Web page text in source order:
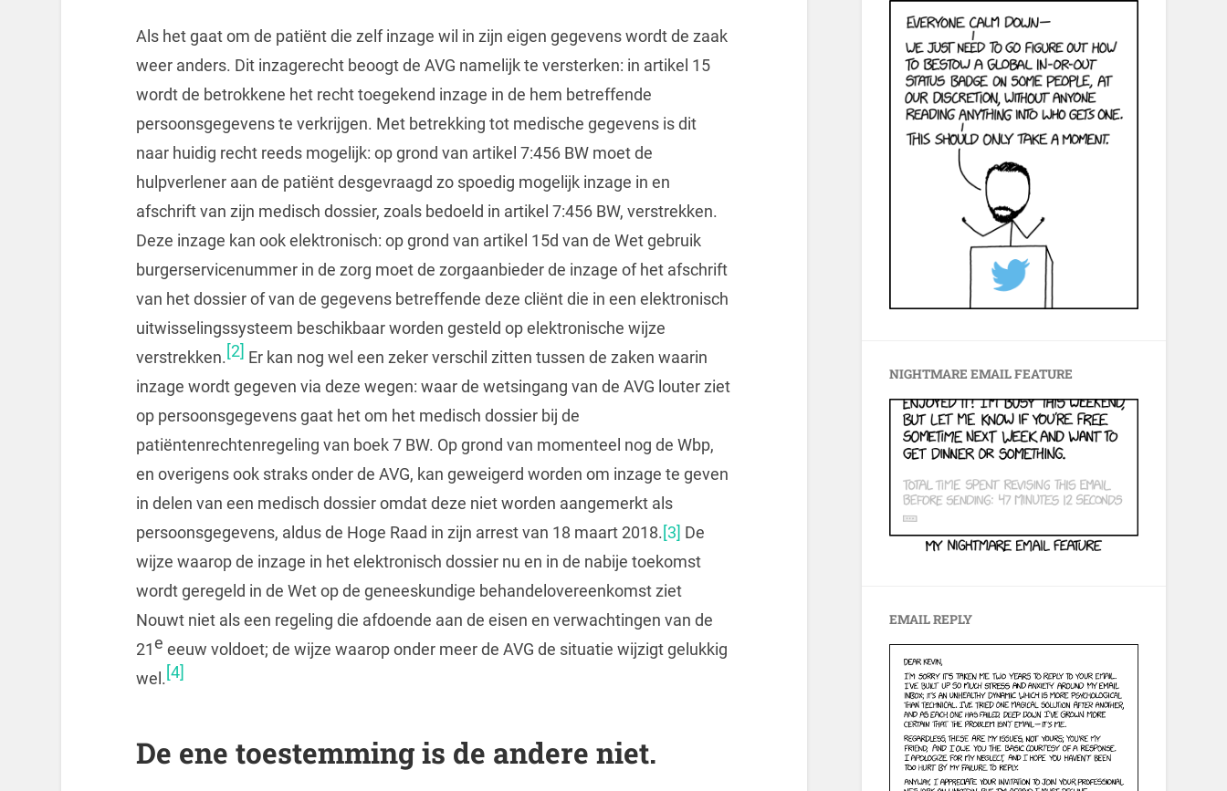
Als het gaat om de patiënt die zelf inzage wil in zijn eigen gegevens wordt de zaak
weer anders. Dit inzagerecht beoogt de AVG namelijk te versterken: in artikel 15
wordt de betrokkene het recht toegekend inzage in de hem betreffende
persoonsgegevens te verkrijgen. Met betrekking tot medische gegevens is dit
naar huidig recht reeds mogelijk: op grond van artikel 7:456 BW moet de
hulpverlener aan de patiënt desgevraagd zo spoedig mogelijk inzage in en
afschrift van zijn medisch dossier, zoals bedoeld in artikel 7:456 BW, verstrekken.
Deze inzage kan ook elektronisch: op grond van artikel 15d van de Wet gebruik
burgerservicenummer in de zorg moet de zorgaanbieder de inzage of het afschrift
van het dossier of van de gegevens betreffende deze cliënt die in een elektronisch
uitwisselingssysteem beschikbaar worden gesteld op elektronische wijze
verstrekken. [2] Er kan nog wel een zeker verschil zitten tussen de zaken waarin
inzage wordt gegeven via deze wegen: waar de wetsingang van de AVG louter ziet
op persoonsgegevens gaat het om het medisch dossier bij de
patiëntenrechtenregeling van boek 7 BW. Op grond van momenteel nog de Wbp,
en overigens ook straks onder de AVG, kan geweigerd worden om inzage te geven
in delen van een medisch dossier omdat deze niet worden aangemerkt als
persoonsgegevens, aldus de Hoge Raad in zijn arrest van 18 maart 2018. [3] De
wijze waarop de inzage in het elektronisch dossier nu en in de nabije toekomst
wordt geregeld in de Wet op de geneeskundige behandelovereenkomst ziet
Nouwt niet als een regeling die afdoende aan de eisen en verwachtingen van de
21e eeuw voldoet; de wijze waarop onder meer de AVG de situatie wijzigt gelukkig
wel. [4]
De ene toestemming is de andere niet.
NIGHTMARE EMAIL FEATURE
EMAIL REPLY